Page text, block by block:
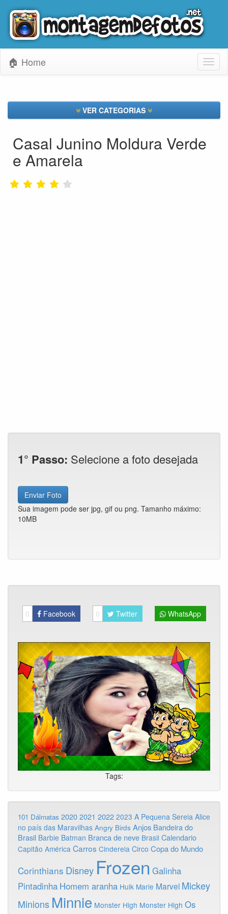
🏠 Home
VER CATEGORIAS
Casal Junino Moldura Verde
e Amarela
1° Passo: Selecione a foto desejada
Enviar Foto
Sua imagem pode ser jpg, gif ou png. Tamanho máximo:
10MB
0 Facebook 0 Twitter WhatsApp
Tags:
101 Dálmatas 2020 2021 2022 2023 A Pequena Sereia Alice
no país das Maravilhas Angry Birds Anjos Bandeira do
Brasil Barbie Batman Branca de neve Brasil Calendario
Capitão América Carros Cinderela Circo Copa do Mundo
Corinthians Disney Frozen Galinha
Pintadinha Homem aranha Hulk Marie Marvel Mickey
Minions Minnie Monster High Monster High Os